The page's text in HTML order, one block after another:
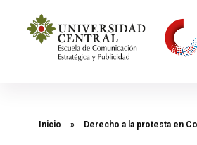
Inicio » Derecho a la protesta en